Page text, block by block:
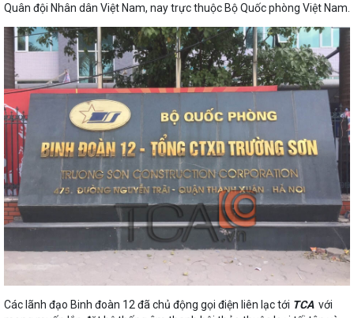
Quân đội Nhân dân Việt Nam, nay trực thuộc Bộ Quốc phòng Việt Nam.
Các lãnh đạo Binh đoàn 12 đã chủ động gọi điện liên lạc tới TCAvới